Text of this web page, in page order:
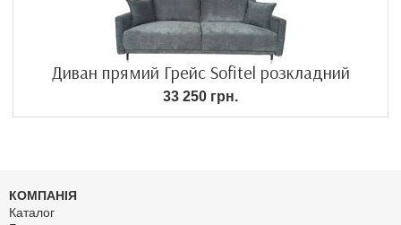
Диван прямий Грейс Sofitel розкладний
33 250 грн.
КОМПАНІЯ
Каталог